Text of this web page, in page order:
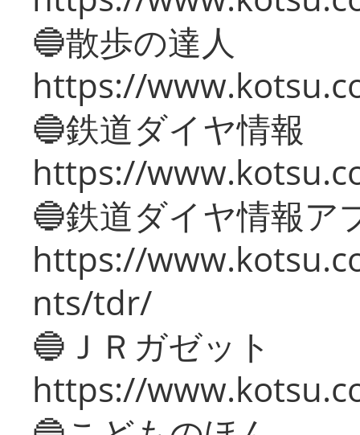
🔵散歩の達人
https://
🔵鉄道ダイヤ情報
https://
🔵鉄道ダイヤ情報ア
https://
nts/tdr/
🔵ＪＲガゼット
https://